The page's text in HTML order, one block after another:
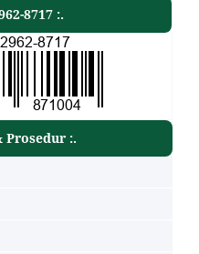
8717 :.
Prosedur :.